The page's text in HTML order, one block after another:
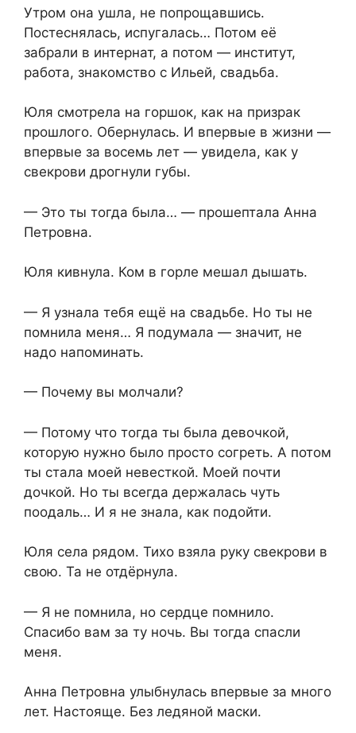
Утром она ушла, не попрощавшись.
Постеснялась, испугалась… Потом её
забрали в интернат, а потом — институт,
работа, знакомство с Ильей, свадьба.
Юля смотрела на горшок, как на призрак
прошлого. Обернулась. И впервые в жизни —
впервые за восемь лет — увидела, как у
свекрови дрогнули губы.
— Это ты тогда была… — прошептала Анна
Петровна.
Юля кивнула. Ком в горле мешал дышать.
— Я узнала тебя ещё на свадьбе. Но ты не
помнила меня… Я подумала — значит, не
надо напоминать.
— Почему вы молчали?
— Потому что тогда ты была девочкой,
которую нужно было просто согреть. А потом
ты стала моей невесткой. Моей почти
дочкой. Но ты всегда держалась чуть
поодаль… И я не знала, как подойти.
Юля села рядом. Тихо взяла руку свекрови в
свою. Та не отдёрнула.
— Я не помнила, но сердце помнило.
Спасибо вам за ту ночь. Вы тогда спасли
меня.
Анна Петровна улыбнулась впервые за много
лет. Настояще. Без ледяной маски.